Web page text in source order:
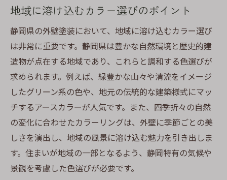
地域に溶け込むカラー選びのポイント
静岡県の外壁塗装において、地域に溶け込むカラー選び
は非常に重要です。静岡県は豊かな自然環境と歴史的建
造物が点在する地域であり、これらと調和する色選びが
求められます。例えば、緑豊かな山々や清流をイメージ
したグリーン系の色や、地元の伝統的な建築様式にマッ
チするアースカラーが人気です。また、四季折々の自然
の変化に合わせたカラーリングは、外壁に季節ごとの美
しさを演出し、地域の風景に溶け込む魅力を引き出しま
す。住まいが地域の一部となるよう、静岡特有の気候や
景観を考慮した色選びが必要です。